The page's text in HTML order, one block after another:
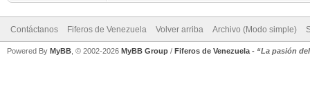
Contáctanos Fiferos de Venezuela Volver arriba Archivo (Modo simple)
Powered By MyBB , © 2002-2026 MyBB Group / Fiferos de Venezuela - “La pasión